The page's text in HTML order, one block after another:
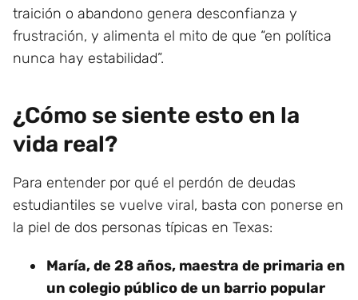
traición o abandono genera desconfianza y
frustración, y alimenta el mito de que “en política
nunca hay estabilidad”.
¿Cómo se siente esto en la
vida real?
Para entender por qué el perdón de deudas
estudiantiles se vuelve viral, basta con ponerse en
la piel de dos personas típicas en Texas:
María, de 28 años, maestra de primaria en
un colegio público de un barrio popular